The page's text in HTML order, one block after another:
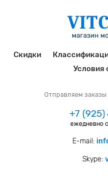
Скидки
Условия
Отправляем заказы
+7 (925)
ежедневно
E-mail:
Skype: